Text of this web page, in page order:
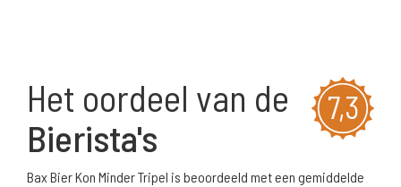
7,3
Het oordeel van de
Bierista's
Bax Bier Kon Minder Tripel is beoordeeld met een gemiddelde